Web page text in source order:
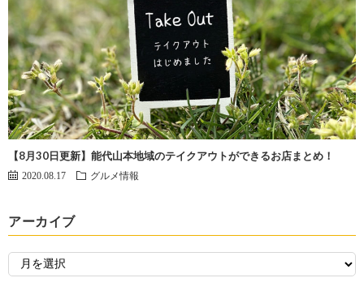
【8月30日更新】能代山本地域のテイクアウトができるお店まとめ！
2020.08.17 グルメ情報
アーカイブ